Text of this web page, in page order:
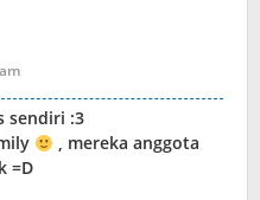
sendiri :3
, mereka anggota
=D